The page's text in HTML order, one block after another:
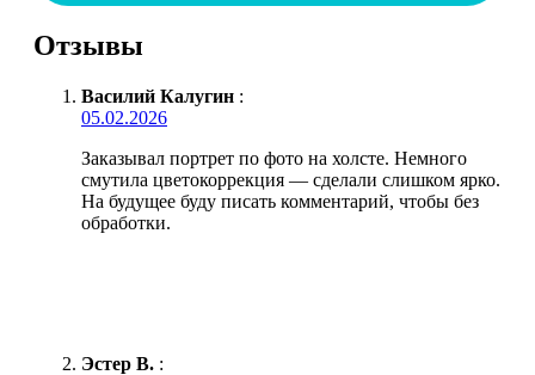
Отзывы
Василий Калугин :
05.02.2026
Заказывал портрет по фото на холсте. Немного
смутила цветокоррекция — сделали слишком ярко.
На будущее буду писать комментарий, чтобы без
обработки.
Эстер В. :